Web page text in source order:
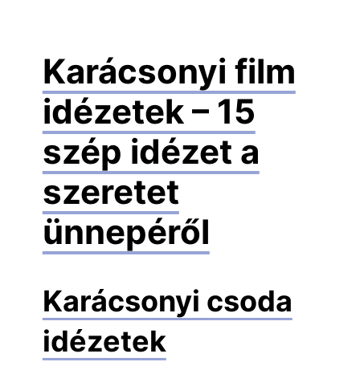
Karácsonyi film
idézetek – 15
szép idézet a
szeretet
ünnepéről
Karácsonyi csoda
idézetek